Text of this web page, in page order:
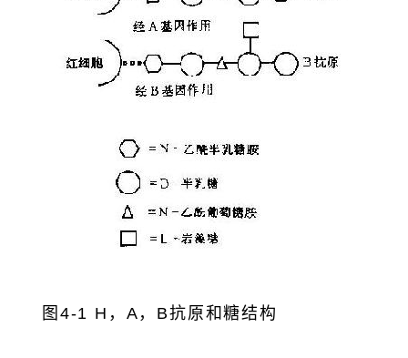
图4-1 H，A，B抗原和糖结构